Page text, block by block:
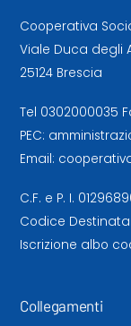
Cooperativa
Viale Duca degli
25124 Brescia
Tel 0302000035
PEC:
Email:
C.F. e P. I.
Codice
Iscrizione albo
Collegamenti